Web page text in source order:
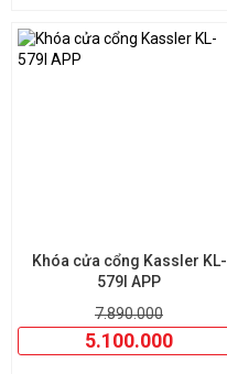
Khóa cửa cổng Kassler KL-
579I APP
7.890.000
5.100.000